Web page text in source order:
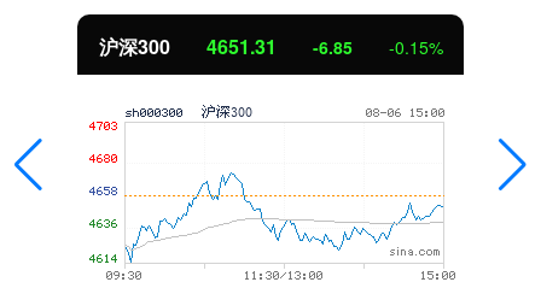
沪深300 4651.31 -6.85 -0.15%